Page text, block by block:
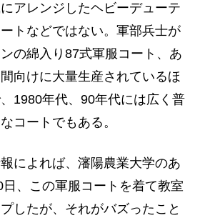
アレンジしたヘビーデューテ
トなどではない。軍部兵士が
の綿入り87式軍服コート、あ
向けに大量生産されているほ
1980年代、90年代には広く普
コートでもある。
によれば、瀋陽農業大学のあ
、この軍服コートを着て教室
したが、それがバズったこと